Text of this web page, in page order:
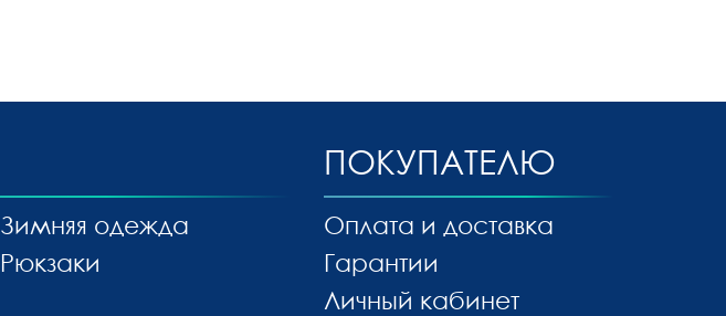
Зимняя одежда
Рюкзаки
ПОКУПАТЕЛЮ
Оплата и доставка
Гарантии
Личный кабинет